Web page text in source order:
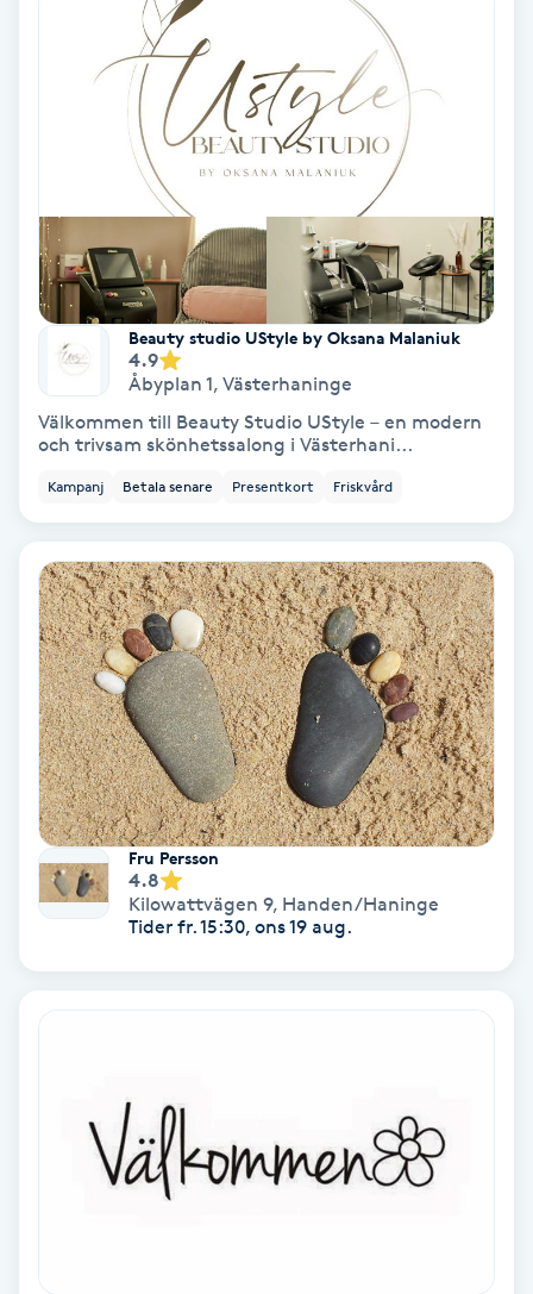
Manikyr & Pedikyr
Medial vägledning
Medicinsk massage
Meditation
Megavolymfransar
Mesoterapi
MicroPen
Microshading
Mixfransar
Nagelförlängning
Nagelförlängning akryl
Nagelförlängning silke
Nagelförstärkning
Beauty studio UStyle by Oksana Malaniuk
4.9
Åbyplan 1, Västerhaninge
Välkommen till Beauty Studio UStyle – en modern
och trivsam skönhetssalong i Västerhani...
Kampanj Betala senare Presentkort Friskvård
Fru Persson
4.8
Kilowattvägen 9, Handen/Haninge
Tider fr. 15:30, ons 19 aug.